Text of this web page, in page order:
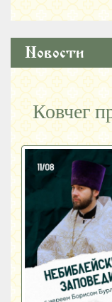
Новости
Ковчег